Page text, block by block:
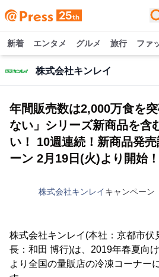
新着 エンタメ グルメ 旅行 ファ
株式会社キンレイ
年間販売数は2,000万食を
ない」シリーズ新商品を含
い！ 10週連続！新商品発
ーン 2月19日(火)より開始！
株式会社キンレイキャンペーン
株式会社キンレイ(本社：京都市伏
長：和田 博行)は、2019年春夏向
より全国の量販店の冷凍コーナー